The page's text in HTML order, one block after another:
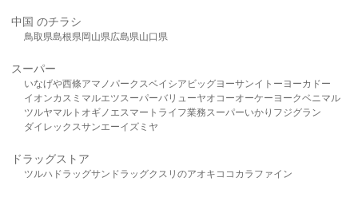
中国 のチラシ
鳥取県島根県岡山県広島県山口県
スーパー
いなげや西條アマノパークスベイシア ビッグヨーサンイトーヨーカドー
イオンカスミ マルエツスーパーバリューヤオコーオーケー ヨークベニマル
ツルヤマルト オギノ エスマート ライフ業務スーパーいかり フジグラン
ダイレックスサンエーイズミヤ
ドラッグストア
ツルハドラッグサンドラッグクスリのアオキ ココカラファイン